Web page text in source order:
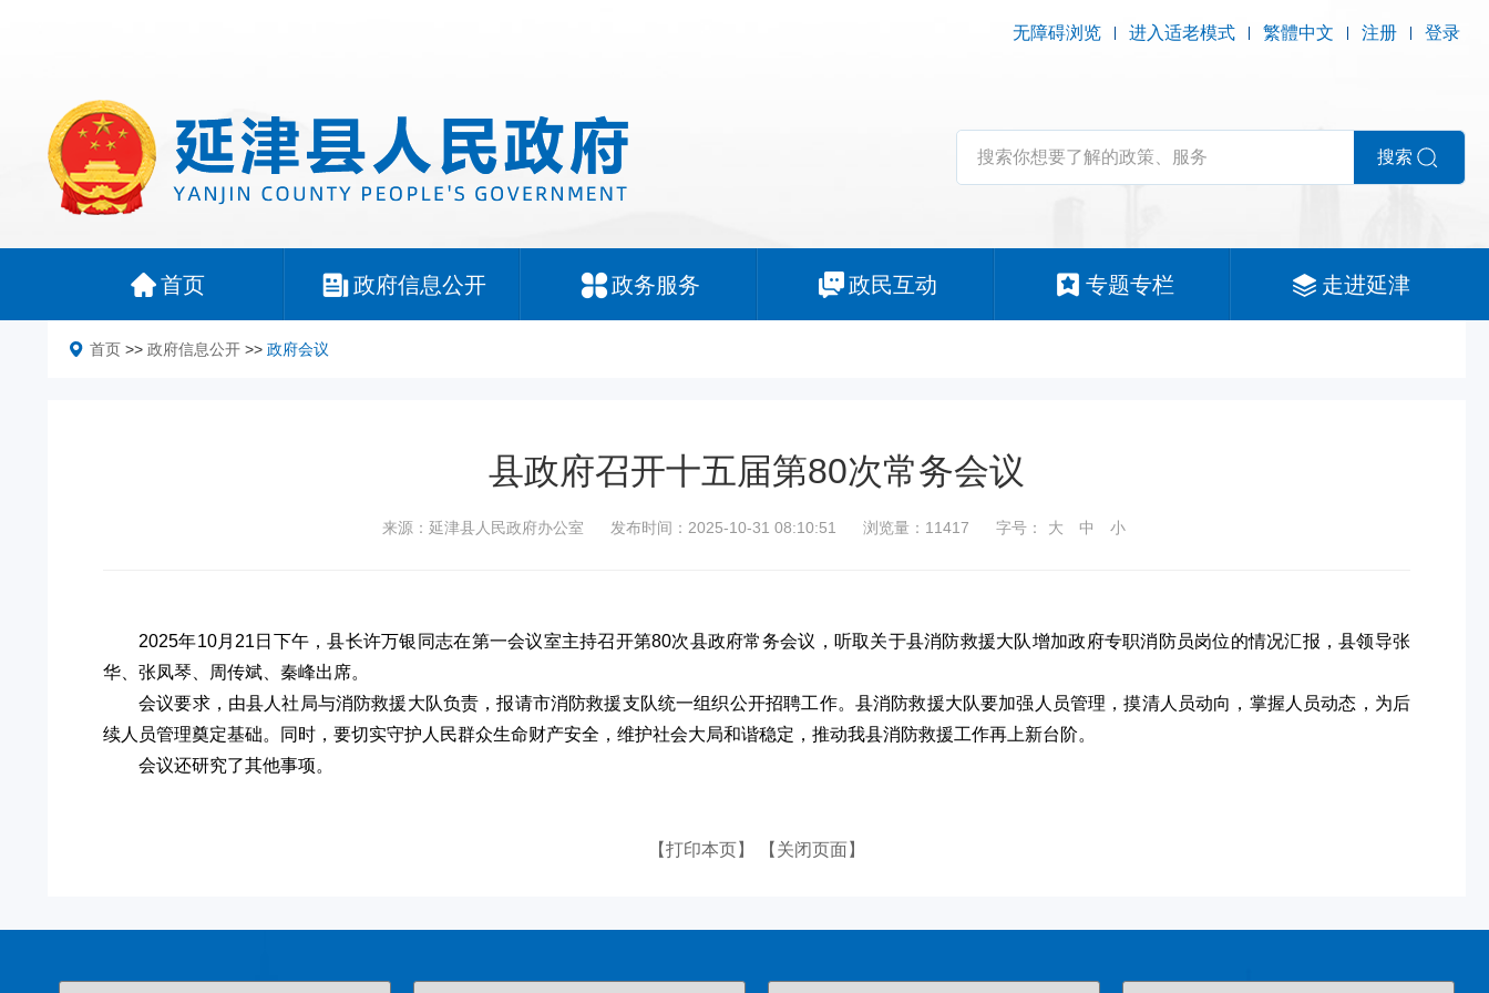
无障碍浏览 进入适老模式 繁體中文 注册 登录
搜索
首页 政府信息公开 政务服务 政民互动 专题专栏 走进延津
首页 >> 政府信息公开 >> 政府会议
县政府召开十五届第80次常务会议
来源：延津县人民政府办公室 发布时间：2025-10-31 08:10:51 浏览量：11417 字号： 大 中 小
2025年10月21日下午，县长许万银同志在第一会议室主持召开第80次县政府常务会议，听取关于县消防救援大队增加政府专职消防员岗位的情况汇报，县领导张
华、张凤琴、周传斌、秦峰出席。
会议要求，由县人社局与消防救援大队负责，报请市消防救援支队统一组织公开招聘工作。县消防救援大队要加强人员管理，摸清人员动向，掌握人员动态，为后
续人员管理奠定基础。同时，要切实守护人民群众生命财产安全，维护社会大局和谐稳定，推动我县消防救援工作再上新台阶。
会议还研究了其他事项。
【打印本页】 【关闭页面】